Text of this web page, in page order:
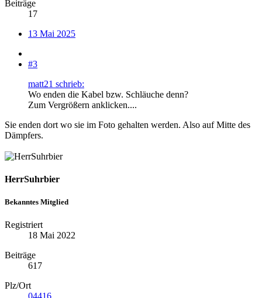
Beiträge
17
13 Mai 2025
#3
matt21 schrieb:
Wo enden die Kabel bzw. Schläuche denn?
Zum Vergrößern anklicken....
Sie enden dort wo sie im Foto gehalten werden. Also auf Mitte des
Dämpfers.
HerrSuhrbier
Bekanntes Mitglied
Registriert
18 Mai 2022
Beiträge
617
Plz/Ort